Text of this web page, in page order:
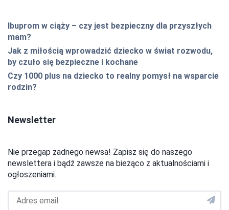
Ibuprom w ciąży – czy jest bezpieczny dla przyszłych
mam?
Jak z miłością wprowadzić dziecko w świat rozwodu,
by czuło się bezpieczne i kochane
Czy 1000 plus na dziecko to realny pomysł na wsparcie
rodzin?
Newsletter
Nie przegap żadnego newsa! Zapisz się do naszego
newslettera i bądź zawsze na bieżąco z aktualnościami i
ogłoszeniami.
Adres
email